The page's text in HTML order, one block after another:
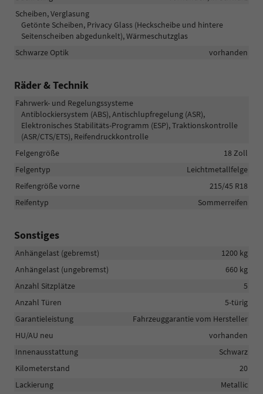
Scheiben, Verglasung
Getönte Scheiben, Privacy Glass (Heckscheibe und hintere
Seitenscheiben abgedunkelt), Wärmeschutzglas
Schwarze Optik
vorhanden
Räder & Technik
Fahrwerk- und Regelungssysteme
Antiblockiersystem (ABS), Antischlupfregelung (ASR),
Elektronisches Stabilitäts-Programm (ESP), Traktionskontrolle
(ASR/CTS/ETS), Reifendruckkontrolle
Felgengröße
18 Zoll
Felgentyp
Leichtmetallfelge
Reifengröße vorne
215/45 R18
Reifentyp
Sommerreifen
Sonstiges
Anhängelast (gebremst)
1200 kg
Anhängelast (ungebremst)
660 kg
Anzahl Sitzplätze
5
Anzahl Türen
5-türig
Garantieleistung
Fahrzeuggarantie vom Hersteller
HU/AU neu
vorhanden
Innenausstattung
Schwarz
Kilometerstand
20
Lackierung
Metallic